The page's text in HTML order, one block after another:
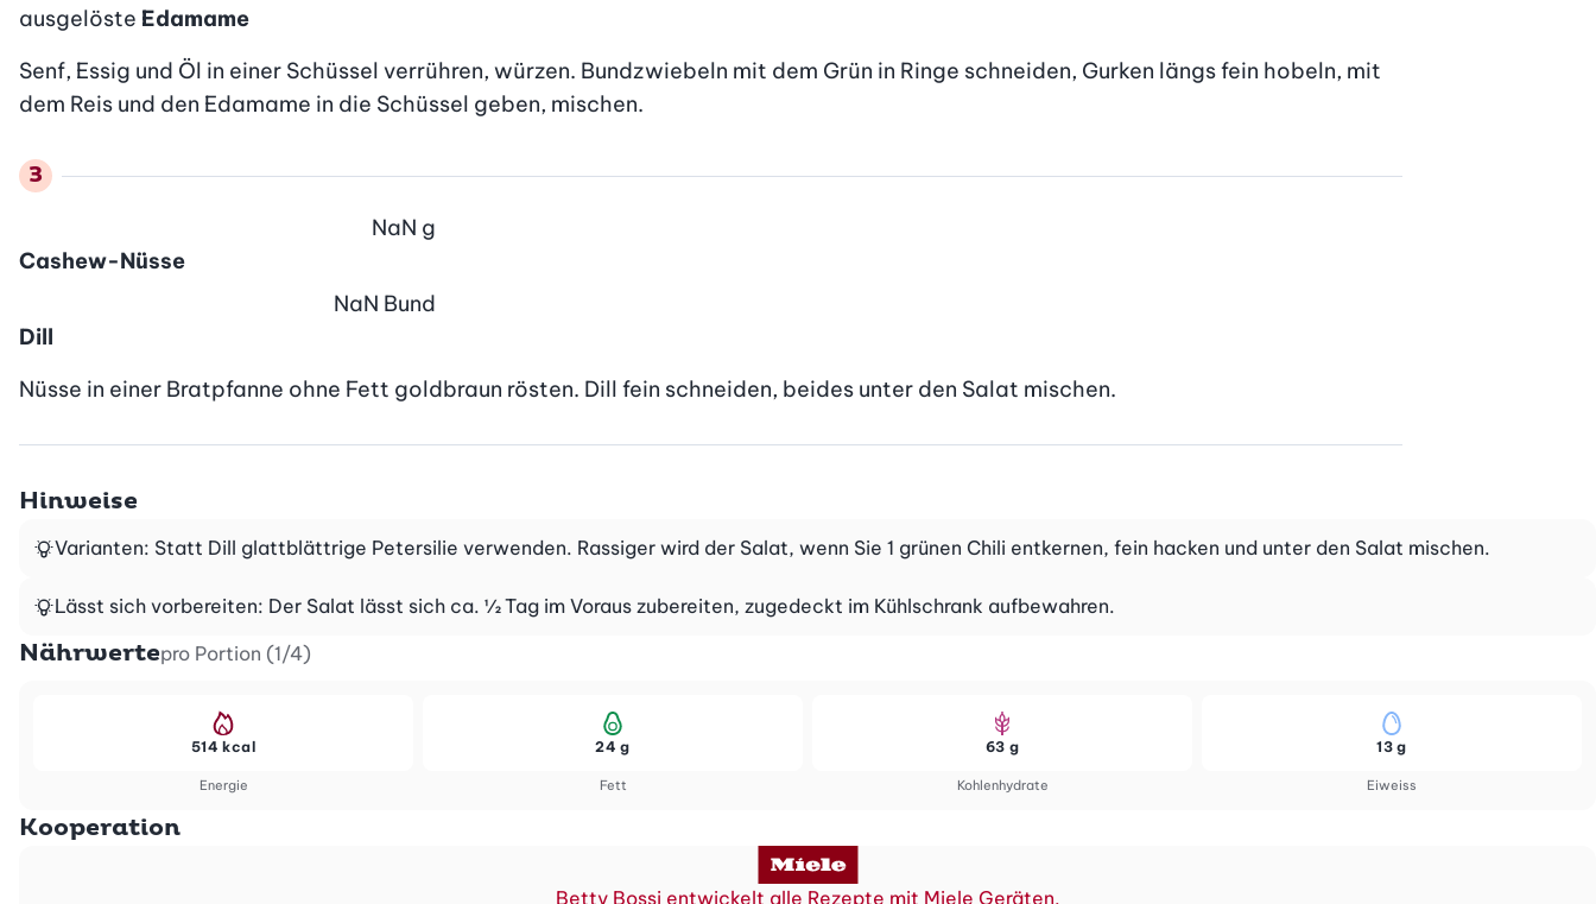
ausgelöste Edamame
Senf, Essig und Öl in einer Schüssel verrühren, würzen. Bundzwiebeln mit dem Grün in Ringe schneiden, Gurken längs fein hobeln, mit
dem Reis und den Edamame in die Schüssel geben, mischen.
Cashew-Nüsse
NaN g
Dill
NaN Bund
Nüsse in einer Bratpfanne ohne Fett goldbraun rösten. Dill fein schneiden, beides unter den Salat mischen.
Hinweise
Varianten: Statt Dill glattblättrige Petersilie verwenden. Rassiger wird der Salat, wenn Sie 1 grünen Chili entkernen, fein hacken und unter den Salat mischen.
Lässt sich vorbereiten: Der Salat lässt sich ca. ½ Tag im Voraus zubereiten, zugedeckt im Kühlschrank aufbewahren.
Nährwertepro Portion (1/4)
Energie
514 kcal
Fett
24 g
Kohlenhydrate
63 g
Eiweiss
13 g
Kooperation
Betty Bossi entwickelt alle Rezepte mit Miele Geräten.